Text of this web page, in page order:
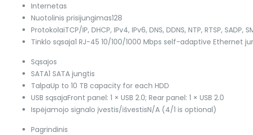
Internetas
Nuotolinis prisijungimas128
ProtokolaiTCP/IP, DHCP, IPv4, IPv6, DNS, DDNS, NTP, RTSP, SADP,
Tinklo sąsaja1 RJ-45 10/100/1000 Mbps self-adaptive Ethernet
Sąsajos
SATA1 SATA jungtis
TalpaUp to 10 TB capacity for each HDD
USB sąsajaFront panel: 1 × USB 2.0; Rear panel: 1 × USB 2.0
Ispėjamojo signalo įvestis/išvestisN/A (4/1 is optional)
Pagrindinis